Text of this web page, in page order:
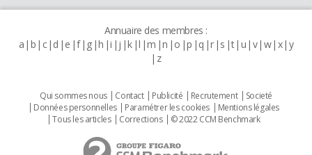
Annuaire des membres :
a b c d e f g h i j k l m n o p q r s t u v w x y
z
Qui sommes nous Contact Publicité Recrutement
Societé
Données personnelles
Paramétrer les cookies
Mentions légales
Tous les articles
Corrections © 2022 CCM Benchmark